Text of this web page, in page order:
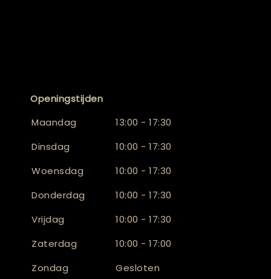
Openingstijden
Maandag
13:00 - 17:30
Dinsdag
10:00 - 17:30
Woensdag
10:00 - 17:30
Donderdag
10:00 - 17:30
Vrijdag
10:00 - 17:30
Zaterdag
10:00 - 17:00
Zondag
Gesloten